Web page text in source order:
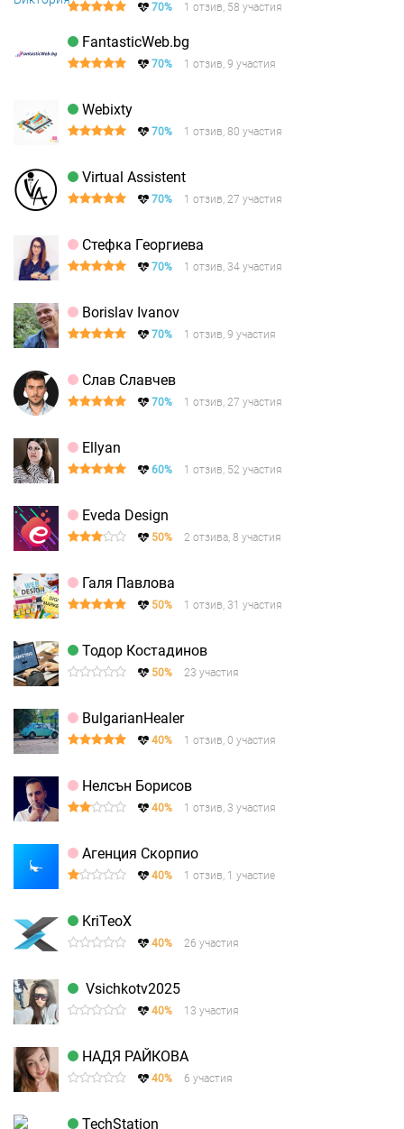
70% 1 отзив, 58 участия
FantasticWeb.bg
70% 1 отзив, 9 участия
Webixty
70% 1 отзив, 80 участия
Virtual Assistent
70% 1 отзив, 27 участия
Стефка Георгиева
70% 1 отзив, 34 участия
Borislav Ivanov
70% 1 отзив, 9 участия
Слав Славчев
70% 1 отзив, 27 участия
Ellyan
60% 1 отзив, 52 участия
Eveda Design
50% 2 отзива, 8 участия
Галя Павлова
50% 1 отзив, 31 участия
Тодор Костадинов
50% 23 участия
BulgarianHealer
40% 1 отзив, 0 участия
Нелсън Борисов
40% 1 отзив, 3 участия
Агенция Скорпио
40% 1 отзив, 1 участие
KriTeoX
40% 26 участия
Vsichkotv2025
40% 13 участия
НАДЯ РАЙКОВА
40% 6 участия
TechStation